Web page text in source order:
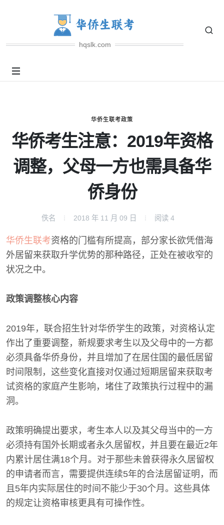
hqslk.com
华侨生联考政策
华侨考生注意：2019年资格
调整，父母一方也需具备华
侨身份
佚名 2018 年 11 月 09 日 阅读 4
华侨生联考资格的门槛有所提高，部分家长欲凭借海
外居留来获取升学优势的那种路径，正处在被收窄的
状况之中。
政策调整核心内容
2019年，联合招生针对华侨学生的政策，对资格认定
作出了重要调整，新规要求考生以及父母中的一方都
必须具备华侨身份，并且增加了在居住国的最低居留
时间限制，这些变化直接对仅通过短期居留来获取考
试资格的家庭产生影响，堵住了政策执行过程中的漏
洞。
政策明确提出要求，考生本人以及其父母当中的一方
必须持有国外长期或者永久居留权，并且要在最近2年
内累计居住满18个月。对于那些未曾获得永久居留权
的申请者而言，需要提供连续5年的合法居留证明，而
且5年内实际居住的时间不能少于30个月。这些具体
的规定让资格审核更具有可操作性。